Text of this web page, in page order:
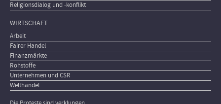
Religionsdialog und -konflikt
WIRTSCHAFT
Arbeit
Fairer Handel
Finanzmärkte
Rohstoffe
Unternehmen und CSR
Welthandel